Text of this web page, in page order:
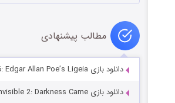
مطالب پیشنهادی
دانلود بازی Dark Tales 16: Edgar Allan Poe’s Ligeia
دانلود بازی Beyond the Invisible 2: Darkness Came